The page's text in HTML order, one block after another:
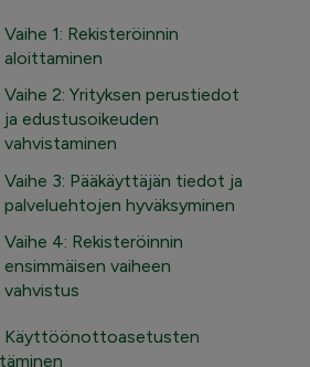
Vaihe 1: Rekisteröinnin
aloittaminen
Vaihe 2: Yrityksen perustiedot
ja edustusoikeuden
vahvistaminen
Vaihe 3: Pääkäyttäjän tiedot ja
palveluehtojen hyväksyminen
Vaihe 4: Rekisteröinnin
ensimmäisen vaiheen
vahvistus
Käyttöönottoasetusten